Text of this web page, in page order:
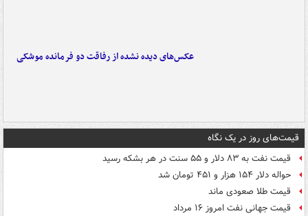
عکس‌های دیده نشده از رفاقت دو فرمانده‌ موشکی
قیمت‌های روز در یک نگاه
قیمت نفت به ۸۳ دلار و ۵۵ سنت در هر بشکه رسید
حواله دلار ۱۵۴ هزار و ۴۵۱ تومان شد
قیمت طلا صعودی ماند
قیمت جهانی نفت امروز ۱۶ مرداد